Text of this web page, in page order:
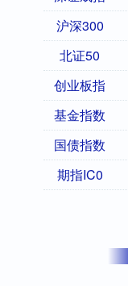
沪深300
北证50
创业板指
基金指数
国债指数
期指IC0